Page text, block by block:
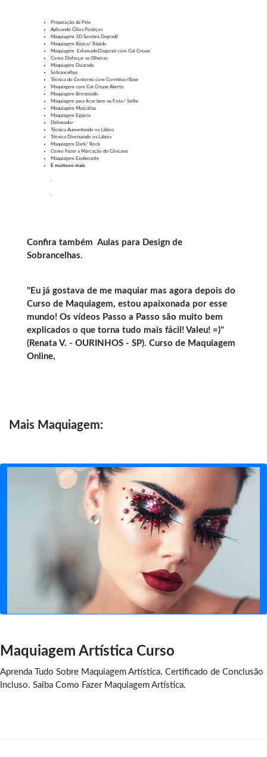
Preparação da Pele
Aplicando Cílios Postiços
Maquiagem 3D Sombra Degradê
Maquiagem Básica/ Rápida
Maquiagem EsfumadoDiagonal com Cut Crease
Como Disfarçar as Olheiras
Maquiagem Dourada
Sobrancelhas
Técnica do Contorno com Corretivo/Base
Maquiagem com Cut Crease Aberto
Maquiagem Bronzeado
Maquiagem para ficar bem na Foto/ Selfie
Maquiagem Masculina
Maquiagem Egípcia
Delineador
Técnica Aumentando os Lábios
Técnica Diminuindo os Lábios
Maquiagem Dark/ Rock
Como Fazer a Marcação do Côncavo
Maquiagem Exuberante
E muitooo mais.
Confira também Aulas para Design de
Sobrancelhas.
"Eu já gostava de me maquiar mas agora depois do
Curso de Maquiagem, estou apaixonada por esse
mundo! Os vídeos Passo a Passo são muito bem
explicados o que torna tudo mais fácil! Valeu! =)"
(Renata V. - OURINHOS - SP). Curso de Maquiagem
Online,
Mais Maquiagem:
Maquiagem Artística Curso
Aprenda Tudo Sobre Maquiagem Artística. Certificado de Conclusão
Incluso. Saiba Como Fazer Maquiagem Artística.